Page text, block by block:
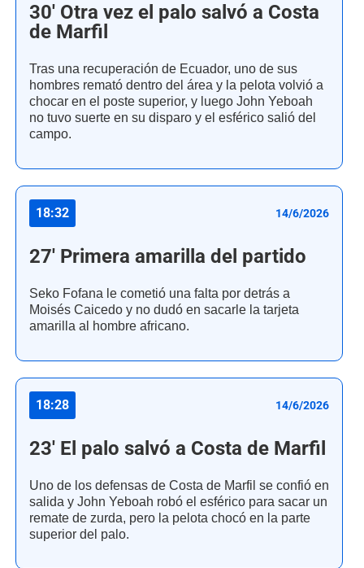
30' Otra vez el palo salvó a Costa
de Marfil
Tras una recuperación de Ecuador, uno de sus
hombres remató dentro del área y la pelota volvió a
chocar en el poste superior, y luego John Yeboah
no tuvo suerte en su disparo y el esférico salió del
campo.
18:32 14/6/2026
27' Primera amarilla del partido
Seko Fofana le cometió una falta por detrás a
Moisés Caicedo y no dudó en sacarle la tarjeta
amarilla al hombre africano.
18:28 14/6/2026
23' El palo salvó a Costa de Marfil
Uno de los defensas de Costa de Marfil se confió en
salida y John Yeboah robó el esférico para sacar un
remate de zurda, pero la pelota chocó en la parte
superior del palo.